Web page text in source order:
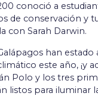
conoció a
de conservación y
con Sarah Darwin.
han
este año, ¡y
Polo y los tres
listos para iluminar